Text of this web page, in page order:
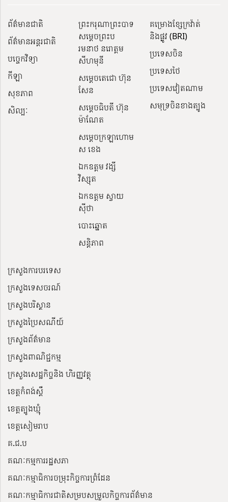
ព័ត៌មានជាតិ
ព័ត៌មានអន្តរជាតិ
បច្ចេកវិទ្យា
កីឡា
សុខភាព
សិល្បៈ
ព្រះករុណាព្រះបាទ
សម្តេចព្រះប
រមនាថ នរោត្តម
សីហមុនី
សម្តេចតេជោ ហ៊ុន
សែន
សម្ដេចធិបតី ហ៊ុន
ម៉ាណែត
សម្ដេចក្រឡាហោម
ស ខេង
ឯកឧត្តម វង្សី
វិស្សុត
ឯកឧត្តម ស្វាយ
ស៊ីថា
បោះឆ្នោត
សន្តិភាព
គម្រោងខ្សែក្រវ៉ាត់
និងផ្លូវ (BRI)
ប្រទេសចិន
ប្រទេសថៃ
ប្រទេសវៀតណាម
សមុទ្រចិនខាងត្បូង
ក្រសួងការបរទេស
ក្រសួងទេសចរណ៍
ក្រសួងបរិស្ថាន
ក្រសួងប្រៃសណីយ៍
ក្រសួងព័ត៌មាន
ក្រសួងពាណិជ្ជកម្ម
ក្រសួងសេដ្ឋកិច្ចនិង ហិរញ្ញវត្ថុ
ខេត្តកំពង់ស្ពឺ
ខេត្តត្បូងឃ្មុំ
ខេត្តសៀមរាប
គ.ជ.ប
គណៈកម្មការរដ្ឋសភា
គណៈកម្មាធិការចម្រុះកិច្ចការព្រំដែន
គណៈកម្មាធិការជាតិសម្របសម្រួលកិច្ចការព័ត៌មាន